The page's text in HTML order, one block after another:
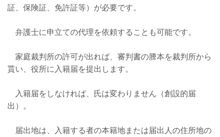
証、保険証、免許証等）が必要です。
弁護士に申立ての代理を依頼することも可能です。
家庭裁判所の許可が出れば、審判書の謄本を裁判所から
貰い、役所に入籍届を提出します。
入籍届をしなければ、氏は変わりません（創設的届
出）。
届出地は、入籍する者の本籍地または届出人の住所地の